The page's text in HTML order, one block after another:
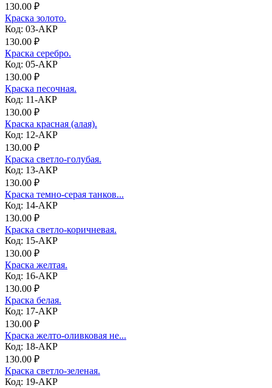
130.00 ₽
Краска золото.
Код: 03-АКР
130.00 ₽
Краска серебро.
Код: 05-АКР
130.00 ₽
Краска песочная.
Код: 11-АКР
130.00 ₽
Краска красная (алая).
Код: 12-АКР
130.00 ₽
Краска светло-голубая.
Код: 13-АКР
130.00 ₽
Краска темно-серая танков...
Код: 14-АКР
130.00 ₽
Краска светло-коричневая.
Код: 15-АКР
130.00 ₽
Краска желтая.
Код: 16-АКР
130.00 ₽
Краска белая.
Код: 17-АКР
130.00 ₽
Краска желто-оливковая не...
Код: 18-АКР
130.00 ₽
Краска светло-зеленая.
Код: 19-АКР